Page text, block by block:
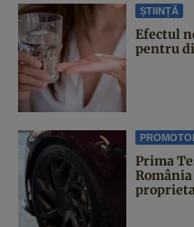
ȘTIINȚĂ
Efectul
pentru
Prima